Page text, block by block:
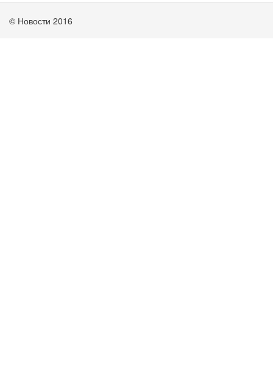
© Новости 2016